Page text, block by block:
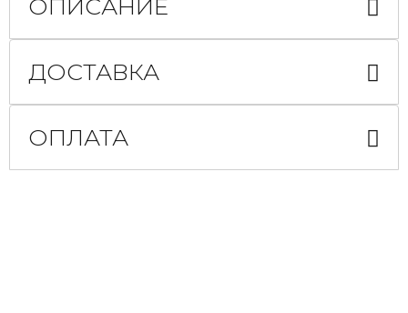
ОПИСАНИЕ
ДОСТАВКА
ОПЛАТА